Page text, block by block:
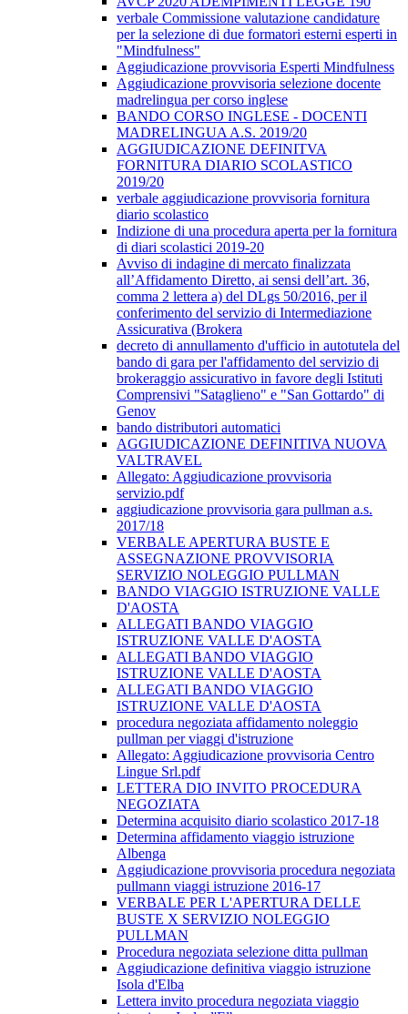
verbale Commissione valutazione candidature
per la selezione di due formatori esterni esperti in
"Mindfulness"
Aggiudicazione provvisoria Esperti Mindfulness
Aggiudicazione provvisoria selezione docente
madrelingua per corso inglese
BANDO CORSO INGLESE - DOCENTI
MADRELINGUA A.S. 2019/20
AGGIUDICAZIONE DEFINITVA
FORNITURA DIARIO SCOLASTICO
2019/20
verbale aggiudicazione provvisoria fornitura
diario scolastico
Indizione di una procedura aperta per la fornitura
di diari scolastici 2019-20
Avviso di indagine di mercato finalizzata
all’Affidamento Diretto, ai sensi dell’art. 36,
comma 2 lettera a) del DLgs 50/2016, per il
conferimento del servizio di Intermediazione
Assicurativa (Brokera
decreto di annullamento d'ufficio in autotutela del
bando di gara per l'affidamento del servizio di
brokeraggio assicurativo in favore degli Istituti
Comprensivi "Sataglieno" e "San Gottardo" di
Genov
bando distributori automatici
AGGIUDICAZIONE DEFINITIVA NUOVA
VALTRAVEL
Allegato: Aggiudicazione provvisoria
servizio.pdf
aggiudicazione provvisoria gara pullman a.s.
2017/18
VERBALE APERTURA BUSTE E
ASSEGNAZIONE PROVVISORIA
SERVIZIO NOLEGGIO PULLMAN
BANDO VIAGGIO ISTRUZIONE VALLE
D'AOSTA
ALLEGATI BANDO VIAGGIO
ISTRUZIONE VALLE D'AOSTA
ALLEGATI BANDO VIAGGIO
ISTRUZIONE VALLE D'AOSTA
ALLEGATI BANDO VIAGGIO
ISTRUZIONE VALLE D'AOSTA
procedura negoziata affidamento noleggio
pullman per viaggi d'istruzione
Allegato: Aggiudicazione provvisoria Centro
Lingue Srl.pdf
LETTERA DIO INVITO PROCEDURA
NEGOZIATA
Determina acquisito diario scolastico 2017-18
Determina affidamento viaggio istruzione
Albenga
Aggiudicazione provvisoria procedura negoziata
pullmann viaggi istruzione 2016-17
VERBALE PER L'APERTURA DELLE
BUSTE X SERVIZIO NOLEGGIO
PULLMAN
Procedura negoziata selezione ditta pullman
Aggiudicazione definitiva viaggio istruzione
Isola d'Elba
Lettera invito procedura negoziata viaggio